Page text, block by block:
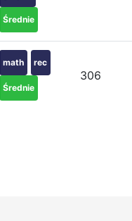
Średnie
math rec
Średnie
306